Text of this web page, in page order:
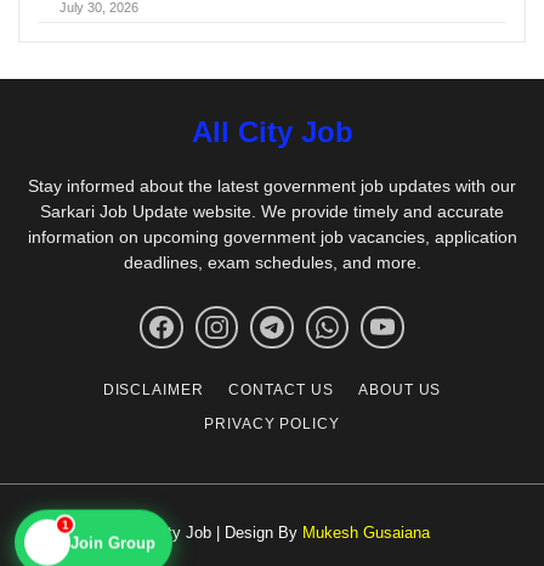
July 30, 2026
All City Job
Stay informed about the latest government job updates with our
Sarkari Job Update website. We provide timely and accurate
information on upcoming government job vacancies, application
deadlines, exam schedules, and more.
DISCLAIMER CONTACT US
ABOUT US
PRIVACY POLICY
© All City Job | Design By Mukesh Gusaiana
1
Join Group